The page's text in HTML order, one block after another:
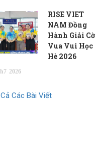
RISE VIET
NAM Đồng
Hành Giải Cờ
Vua Vui Học
Hè 2026
2026
Các Bài Viết